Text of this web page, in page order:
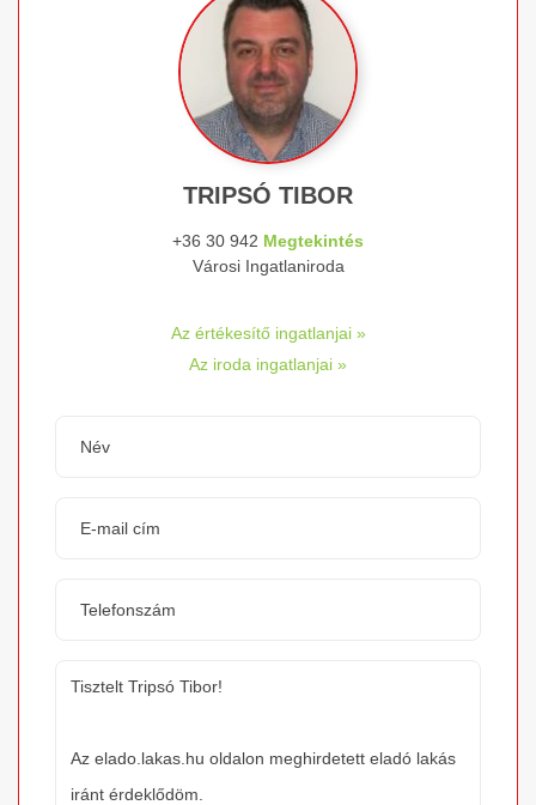
TRIPSÓ TIBOR
+36 30 942 Megtekintés
Városi Ingatlaniroda
Az értékesítő ingatlanjai »
Az iroda ingatlanjai »